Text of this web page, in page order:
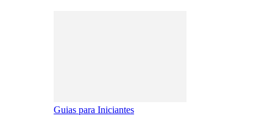
Guias para Iniciantes